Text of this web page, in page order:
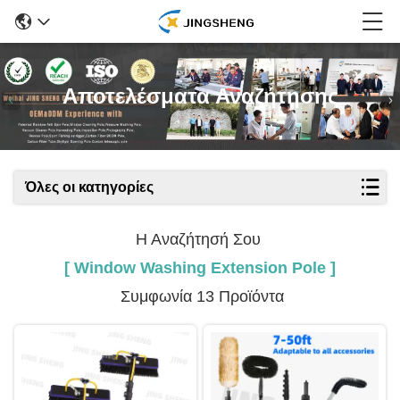
Αποτελέσματα Αναζήτησης
Όλες οι κατηγορίες
Η Αναζήτησή Σου
[ Window Washing Extension Pole ]
Συμφωνία 13 Προϊόντα